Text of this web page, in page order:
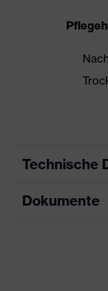
Technische
Dokumente